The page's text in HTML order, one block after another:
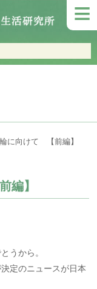
≡
に向けて 【前編】
編】
うから。
定のニュースが日本